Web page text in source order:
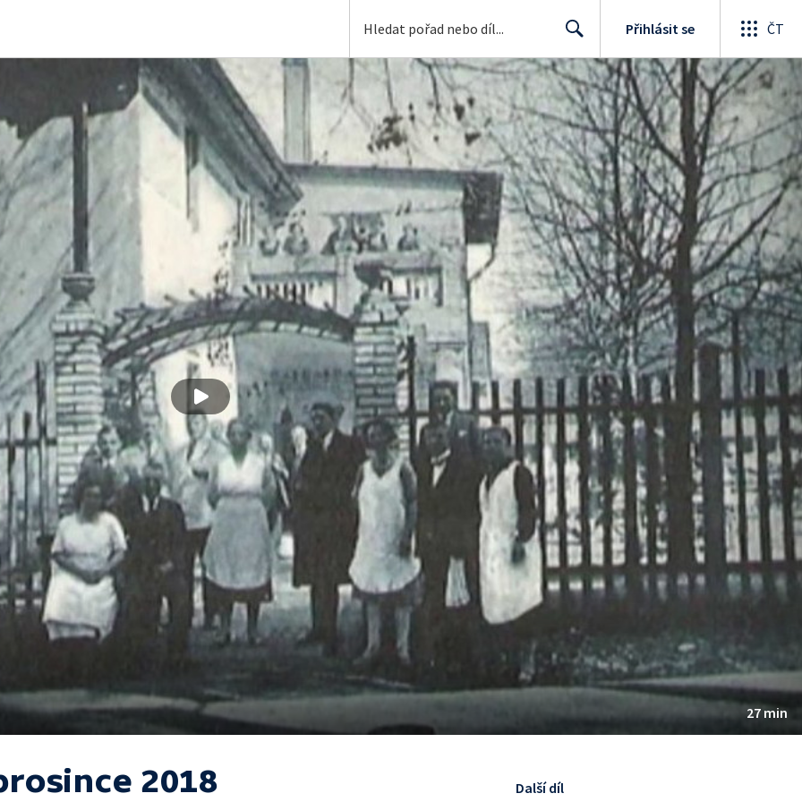
Search
Přihlásit se ČT
27 min
2018 Další díl